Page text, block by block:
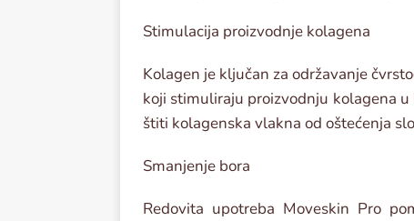
Stimulacija proizvodnje kolagena
Kolagen je ključan za održavanje
koji stimuliraju proizvodnju kolagena
štiti kolagenska vlakna od oštećenja
Smanjenje bora
Redovita upotreba Moveskin Pro